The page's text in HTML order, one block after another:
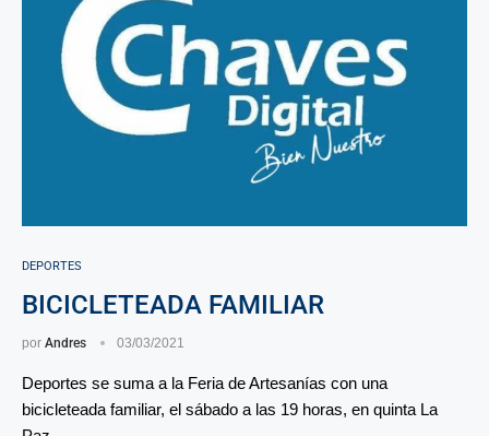
DEPORTES
BICICLETEADA FAMILIAR
por Andres 03/03/2021
Deportes se suma a la Feria de Artesanías con una
bicicleteada familiar, el sábado a las 19 horas, en quinta La